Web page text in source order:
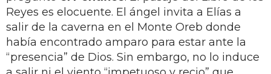
Reyes es elocuente. El ángel invita a Elías a
salir de la caverna en el Monte Oreb donde
había encontrado amparo para estar ante la
“presencia” de Dios. Sin embargo, no lo induce